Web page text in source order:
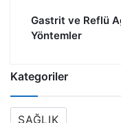
Gastrit ve Reflü
Yöntemler
Kategoriler
SAĞLIK